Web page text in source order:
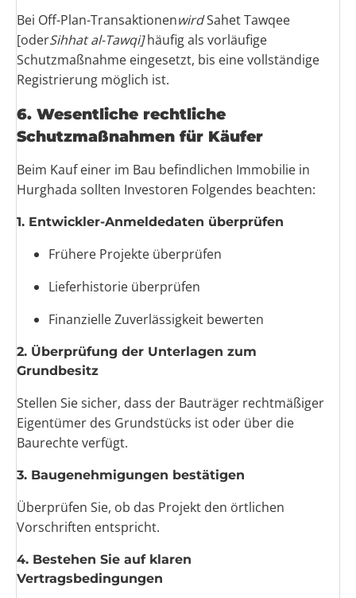
Bei Off-Plan-TransaktionenwirdSahet Tawqee
[oderSihhat al-Tawqi]häufig als vorläufige
Schutzmaßnahme eingesetzt, bis eine vollständige
Registrierung möglich ist.
6. Wesentliche rechtliche
Schutzmaßnahmen für Käufer
Beim Kauf einer im Bau befindlichen Immobilie in
Hurghada sollten Investoren Folgendes beachten:
1. Entwickler-Anmeldedaten überprüfen
Frühere Projekte überprüfen
Lieferhistorie überprüfen
Finanzielle Zuverlässigkeit bewerten
2. Überprüfung der Unterlagen zum
Grundbesitz
Stellen Sie sicher, dass der Bauträger rechtmäßiger
Eigentümer des Grundstücks ist oder über die
Baurechte verfügt.
3. Baugenehmigungen bestätigen
Überprüfen Sie, ob das Projekt den örtlichen
Vorschriften entspricht.
4. Bestehen Sie auf klaren
Vertragsbedingungen